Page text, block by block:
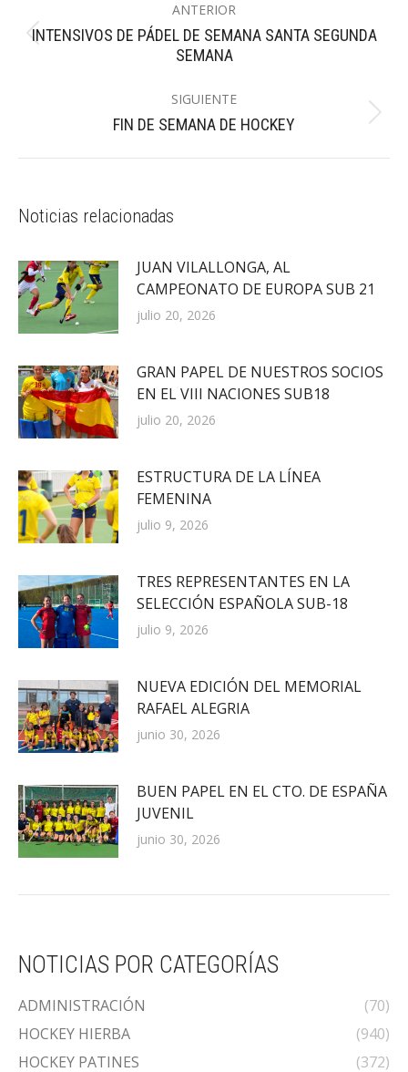
entre
publicaciones
ANTERIOR
Publicación
anterior:
INTENSIVOS DE PÁDEL DE SEMANA SANTA SEGUNDA
SEMANA
SIGUIENTE
Publicación
FIN DE SEMANA DE HOCKEY
Noticias relacionadas
JUAN VILALLONGA, AL
CAMPEONATO DE EUROPA SUB 21
julio 20, 2026
GRAN PAPEL DE NUESTROS SOCIOS
EN EL VIII NACIONES SUB18
julio 20, 2026
ESTRUCTURA DE LA LÍNEA
FEMENINA
julio 9, 2026
TRES REPRESENTANTES EN LA
SELECCIÓN ESPAÑOLA SUB-18
julio 9, 2026
NUEVA EDICIÓN DEL MEMORIAL
RAFAEL ALEGRIA
junio 30, 2026
BUEN PAPEL EN EL CTO. DE ESPAÑA
JUVENIL
junio 30, 2026
NOTICIAS POR CATEGORÍAS
ADMINISTRACIÓN
(70)
HOCKEY HIERBA
(940)
HOCKEY PATINES
(372)